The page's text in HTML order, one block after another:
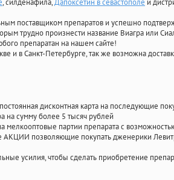
, силденафила,Дапоксетин в севастополе и
поставщиком препаратов и успешно
трудно произнести название Виагра или
препаратан на нашем сайте!
и в Санкт-Петербурге, так же возможна
дисконтная карта на последующие
на сумму более 5 тысяч рублей
партии препарата с
АКЦИИ позволяющие покупать дженерики
усилия, чтобы сделать приобретение